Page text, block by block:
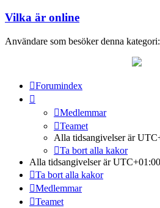
Vilka är online
Användare som besöker denna
Forumindex
Medlemmar
Teamet
Alla tidsangivelser är
Ta bort alla kakor
Alla tidsangivelser är
Ta bort alla kakor
Medlemmar
Teamet